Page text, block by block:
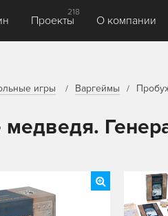
Проекты
218
О компании
игры Варгеймы